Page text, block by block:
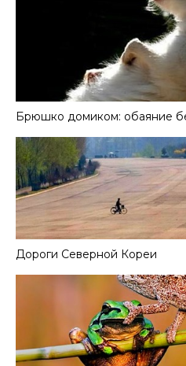
Брюшко домиком: обаяние
Дороги Северной Кореи